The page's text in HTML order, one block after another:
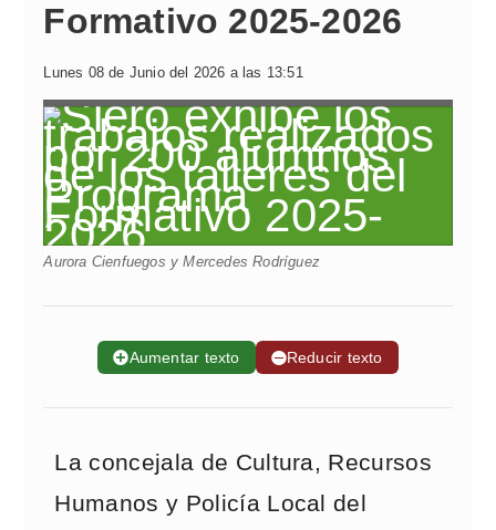
Formativo 2025-2026
Lunes 08 de Junio del 2026 a las 13:51
Aurora Cienfuegos y Mercedes Rodríguez
➕Aumentar texto ➖Reducir texto
La concejala de Cultura, Recursos
Humanos y Policía Local del